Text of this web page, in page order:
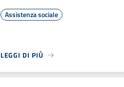
Assistenza sociale
LEGGI DI PIÙ